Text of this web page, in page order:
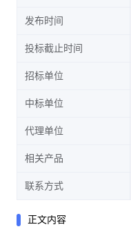
发布时间
投标截止时间
招标单位
中标单位
代理单位
相关产品
联系方式
正文内容